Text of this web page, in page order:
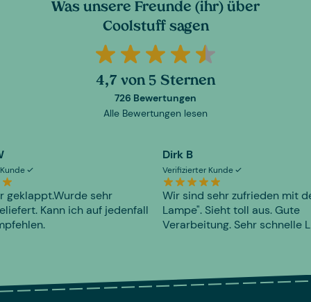
Was unsere Freunde (ihr) über
Coolstuff sagen
4,7 von 5 Sternen
726 Bewertungen
Alle Bewertungen lesen
geklappt.Wurde sehr
Kann ich auf jedenfall
Dirk B
Verifizierter Kunde
Wir sind sehr zufrieden mit
Lampe". Sieht toll aus. Gute
Verarbeitung. Sehr schnelle